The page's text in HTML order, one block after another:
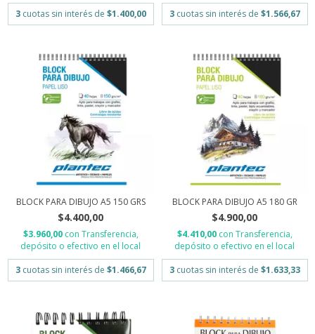
3 cuotas sin interés de $1.400,00
3 cuotas sin interés de $1.566,67
BLOCK PARA DIBUJO A5 150 GRS
$4.400,00
$3.960,00 con Transferencia,
depósito o efectivo en el local
3 cuotas sin interés de $1.466,67
BLOCK PARA DIBUJO A5 180 GR
$4.900,00
$4.410,00 con Transferencia,
depósito o efectivo en el local
3 cuotas sin interés de $1.633,33